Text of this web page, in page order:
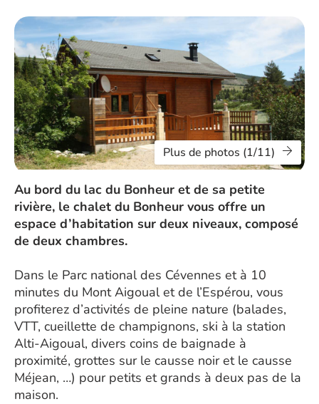
Plus de photos (1/11)
Au bord du lac du Bonheur et de sa petite
rivière, le chalet du Bonheur vous offre un
espace d’habitation sur deux niveaux, composé
de deux chambres.
Dans le Parc national des Cévennes et à 10
minutes du Mont Aigoual et de l’Espérou, vous
profiterez d’activités de pleine nature (balades,
VTT, cueillette de champignons, ski à la station
Alti-Aigoual, divers coins de baignade à
proximité, grottes sur le causse noir et le causse
Méjean, …) pour petits et grands à deux pas de la
maison.